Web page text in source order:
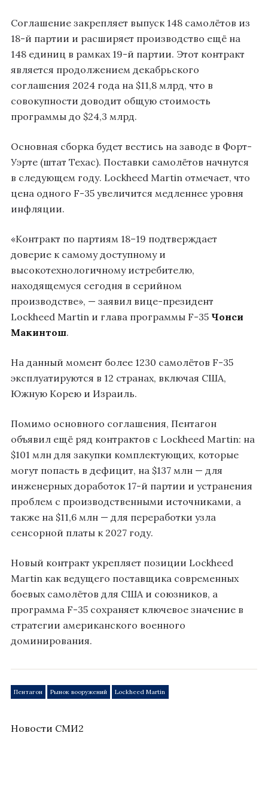
Соглашение закрепляет выпуск 148 самолётов из
18-й партии и расширяет производство ещё на
148 единиц в рамках 19-й партии. Этот контракт
является продолжением декабрьского
соглашения 2024 года на $11,8 млрд, что в
совокупности доводит общую стоимость
программы до $24,3 млрд.
Основная сборка будет вестись на заводе в Форт-
Уэрте (штат Техас). Поставки самолётов начнутся
в следующем году. Lockheed Martin отмечает, что
цена одного F-35 увеличится медленнее уровня
инфляции.
«Контракт по партиям 18–19 подтверждает
доверие к самому доступному и
высокотехнологичному истребителю,
находящемуся сегодня в серийном
производстве», — заявил вице-президент
Lockheed Martin и глава программы F-35 Чонси
Макинтош.
На данный момент более 1230 самолётов F-35
эксплуатируются в 12 странах, включая США,
Южную Корею и Израиль.
Помимо основного соглашения, Пентагон
объявил ещё ряд контрактов с Lockheed Martin: на
$101 млн для закупки комплектующих, которые
могут попасть в дефицит, на $137 млн — для
инженерных доработок 17-й партии и устранения
проблем с производственными источниками, а
также на $11,6 млн — для переработки узла
сенсорной платы к 2027 году.
Новый контракт укрепляет позиции Lockheed
Martin как ведущего поставщика современных
боевых самолётов для США и союзников, а
программа F-35 сохраняет ключевое значение в
стратегии американского военного
доминирования.
Пентагон Рынок вооружений Lockheed Martin
Новости СМИ2